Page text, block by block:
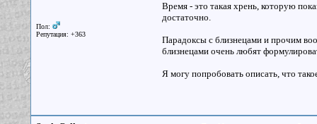
Пол:
Репутация: +363
Время - это такая хрень, которую
достаточно.
Парадоксы с близнецами и прочим
близнецами очень любят
Я могу попробовать описать, что